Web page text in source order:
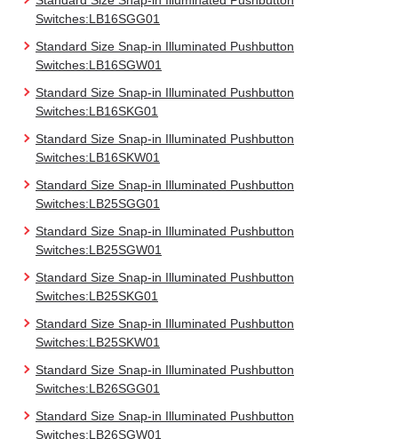
Switches:LB16SGG01
Standard Size Snap-in Illuminated Pushbutton
Switches:LB16SGW01
Standard Size Snap-in Illuminated Pushbutton
Switches:LB16SKG01
Standard Size Snap-in Illuminated Pushbutton
Switches:LB16SKW01
Standard Size Snap-in Illuminated Pushbutton
Switches:LB25SGG01
Standard Size Snap-in Illuminated Pushbutton
Switches:LB25SGW01
Standard Size Snap-in Illuminated Pushbutton
Switches:LB25SKG01
Standard Size Snap-in Illuminated Pushbutton
Switches:LB25SKW01
Standard Size Snap-in Illuminated Pushbutton
Switches:LB26SGG01
Standard Size Snap-in Illuminated Pushbutton
Switches:LB26SGW01